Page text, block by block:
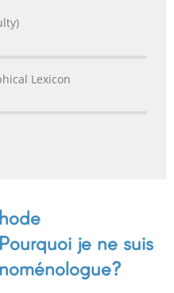
Lexicon
je ne suis